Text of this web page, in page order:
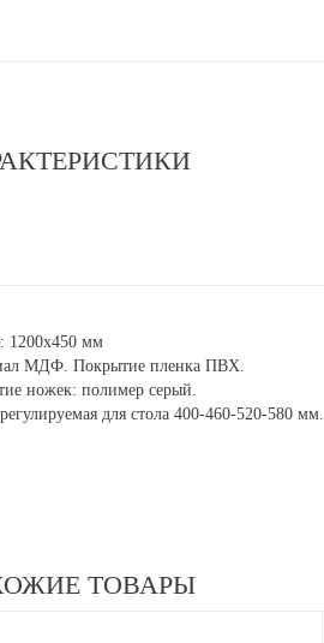
1200х450 мм
МДФ. Покрытие пленка ПВХ.
ножек: полимер серый.
для стола 400-460-520-580 мм.
ТОВАРЫ